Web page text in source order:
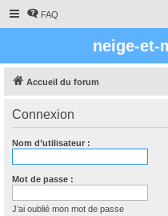
FAQ
neige-et-
Accueil du forum
Connexion
Nom d’utilisateur :
Mot de passe :
J’ai oublié mon mot de passe